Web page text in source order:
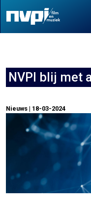
NVPI blij met
Nieuws | 18-03-2024